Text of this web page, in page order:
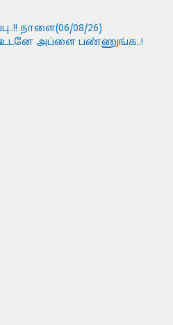
நாளை(06/08/26)
அப்ளை பண்ணுங்க..!